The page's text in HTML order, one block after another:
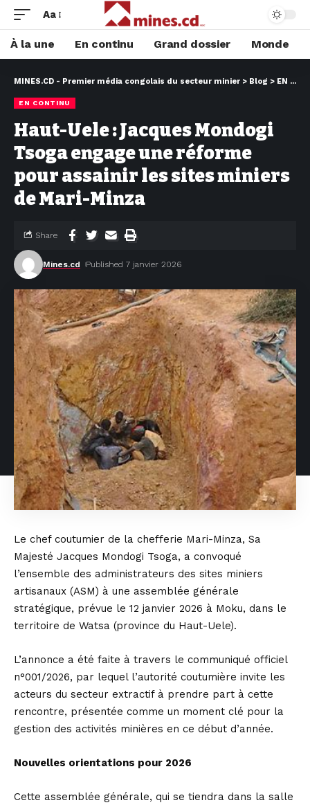
Aa
À la une En continu Grand dossier Monde
MINES.CD - Premier média congolais du secteur minier > Blog > EN CONTINU
EN CONTINU
Haut-Uele : Jacques Mondogi
Tsoga engage une réforme
pour assainir les sites miniers
de Mari-Minza
Mines.cd Published 7 janvier 2026
Share
Le chef coutumier de la chefferie Mari-Minza, Sa
Majesté Jacques Mondogi Tsoga, a convoqué
l’ensemble des administrateurs des sites miniers
artisanaux (ASM) à une assemblée générale
stratégique, prévue le 12 janvier 2026 à Moku, dans le
territoire de Watsa (province du Haut-Uele).
L’annonce a été faite à travers le communiqué officiel
n°001/2026, par lequel l’autorité coutumière invite les
acteurs du secteur extractif à prendre part à cette
rencontre, présentée comme un moment clé pour la
gestion des activités minières en ce début d’année.
Nouvelles orientations pour 2026
Cette assemblée générale, qui se tiendra dans la salle